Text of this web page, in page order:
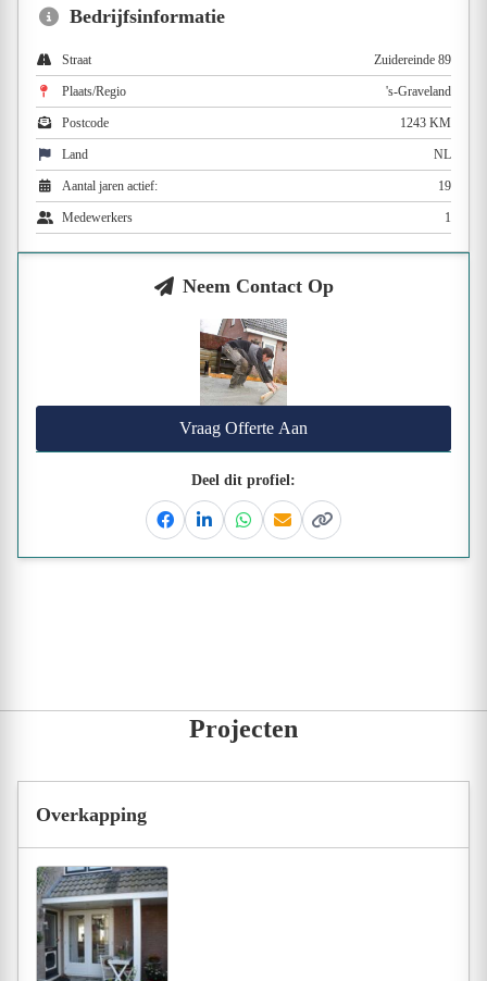
Bedrijfsinformatie
Straat Zuidereinde 89
Plaats/Regio 's-Graveland
Postcode 1243 KM
Land NL
Aantal jaren actief: 19
Medewerkers 1
Neem Contact Op
Vraag Offerte Aan
Deel dit profiel:
FacebookLinkedinWhatsapp
EmailKopieer link
Projecten
Overkapping